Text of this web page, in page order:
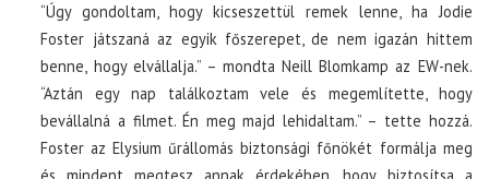
“Úgy gondoltam, hogy kicseszettül remek lenne, ha Jodie
Foster játszaná az egyik főszerepet, de nem igazán hittem
benne, hogy elvállalja.” – mondta Neill Blomkamp az EW-nek.
“Aztán egy nap találkoztam vele és megemlítette, hogy
bevállalná a filmet. Én meg majd lehidaltam.” – tette hozzá.
Foster az Elysium űrállomás biztonsági főnökét formálja meg